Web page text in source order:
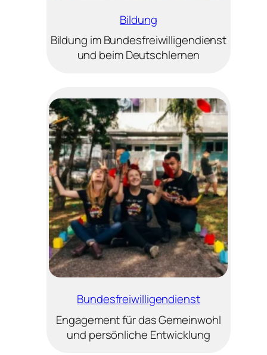
Bildung
Bildung im Bundesfreiwilligendienst
und beim Deutschlernen
Bundesfreiwilligendienst
Engagement für das Gemeinwohl
und persönliche Entwicklung